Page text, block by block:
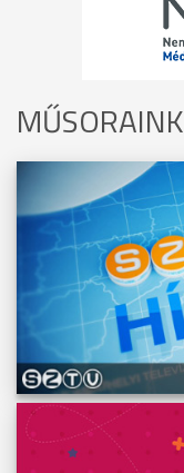
MŰSORAINK